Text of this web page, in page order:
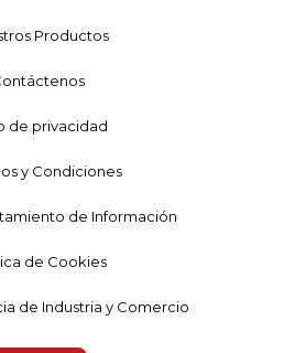
Productos
de privacidad
y Condiciones
de Información
de Cookies
de Industria y Comercio